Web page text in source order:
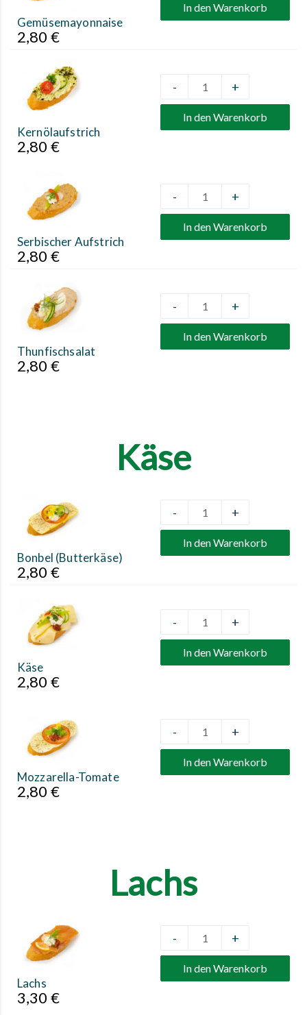
Gemüsemayonnaise
2,80 €
In den Warenkorb
Kernölaufstrich
2,80 €
Quantity
- +
In den Warenkorb
Serbischer Aufstrich
2,80 €
Quantity
- +
In den Warenkorb
Thunfischsalat
2,80 €
Quantity
- +
In den Warenkorb
Käse
Bonbel (Butterkäse)
2,80 €
Quantity
- +
In den Warenkorb
Käse
2,80 €
Quantity
- +
In den Warenkorb
Mozzarella-Tomate
2,80 €
Quantity
- +
In den Warenkorb
Lachs
Lachs
3,30 €
Quantity
- +
In den Warenkorb